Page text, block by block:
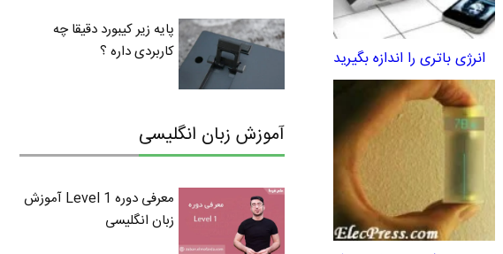
انرژی باتری را اندازه بگیرید
پایه زیر کیبورد دقیقا چه
کاربردی داره ؟
آموزش زبان انگلیسی
معرفی دوره Level 1 آموزش
زبان انگلیسی